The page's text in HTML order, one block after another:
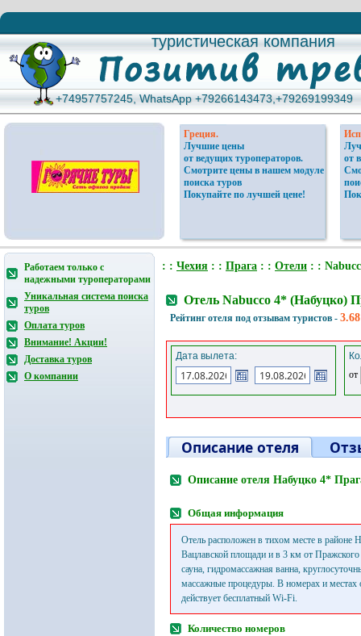
туристическая компания
туристическая компания
+74957757245, WhatsApp +79266143473,+79269199349
+74957757245, WhatsApp +79266143473,+79269199349
Греция.
Лучшие цены
от ведущих туроператоров.
Смотрите цены в нашем модуле
поиска туров
Покупайте по лучшей цене!
от
Работаем только с
надежными туроператорами
Уникальная система поиска
туров
Оплата туров
Внимание! Акции!
Доставка туров
О компании
: : Чехия : : Прага : : Отели : :
Отель Nabucco 4* (Набуцко)
Рейтинг отеля под отзывам туристов -
Дата вылета:
от
Описание отеля
Описание отеля Набуцко 4*
Общая информация
Отель расположен в тихом месте в районе
Вацлавской площади и в 3 км от Пражского
сауна, гидромассажная ванна,
массажные процедуры. В номерах и местах
действует бесплатный Wi-Fi.
Количество номеров